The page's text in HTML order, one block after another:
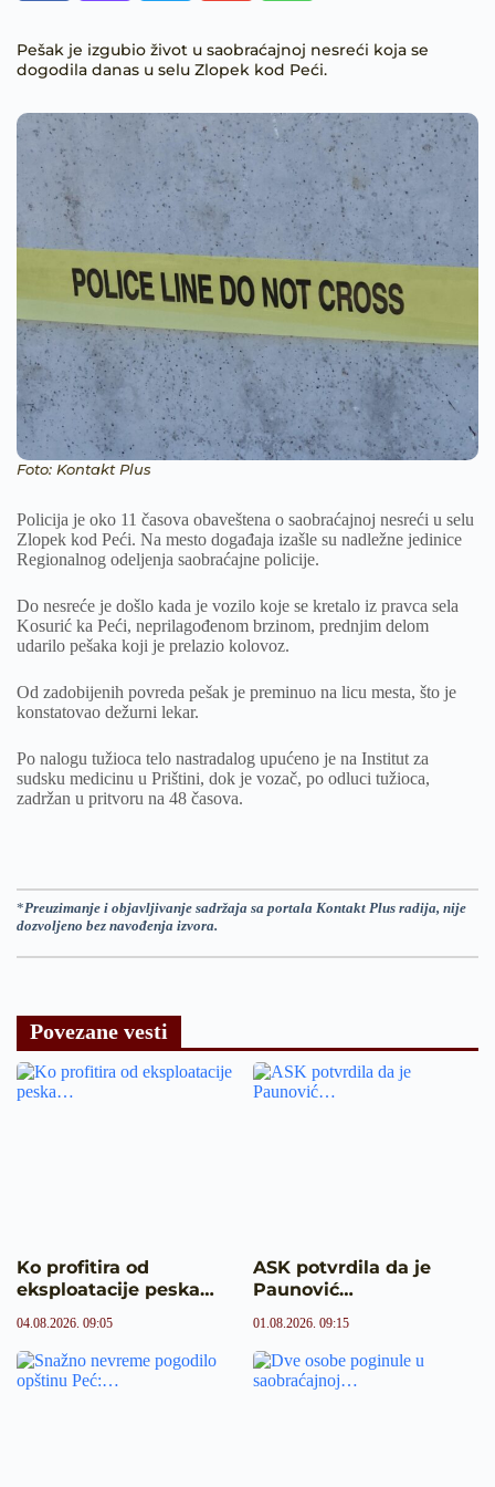
Pešak je izgubio život u saobraćajnoj nesreći koja se
dogodila danas u selu Zlopek kod Peći.
Foto: Kontakt Plus
Policija je oko 11 časova obaveštena o saobraćajnoj nesreći u selu
Zlopek kod Peći. Na mesto događaja izašle su nadležne jedinice
Regionalnog odeljenja saobraćajne policije.
Do nesreće je došlo kada je vozilo koje se kretalo iz pravca sela
Kosurić ka Peći, neprilagođenom brzinom, prednjim delom
udarilo pešaka koji je prelazio kolovoz.
Od zadobijenih povreda pešak je preminuo na licu mesta, što je
konstatovao dežurni lekar.
Po nalogu tužioca telo nastradalog upućeno je na Institut za
sudsku medicinu u Prištini, dok je vozač, po odluci tužioca,
zadržan u pritvoru na 48 časova.
*Preuzimanje i objavljivanje sadržaja sa portala Kontakt Plus radija, nije
dozvoljeno bez navođenja izvora.
Povezane vesti
Ko profitira od
eksploatacije peska…
04.08.2026. 09:05
ASK potvrdila da je
Paunović…
01.08.2026. 09:15